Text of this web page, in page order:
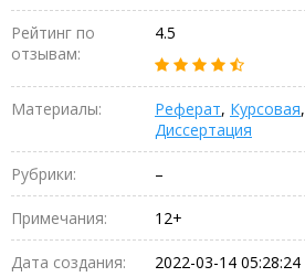
Рейтинг по
отзывам:
4.5
Материалы: Реферат, Курсовая,
Диссертация
Рубрики: –
Примечания: 12+
Дата создания: 2022-03-14 05:28:24